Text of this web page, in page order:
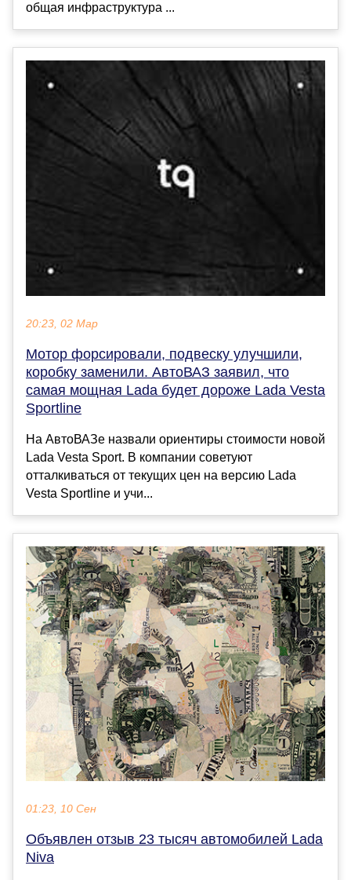
общая инфраструктура ...
20:23, 02 Мар
Мотор форсировали, подвеску улучшили,
коробку заменили. АвтоВАЗ заявил, что
самая мощная Lada будет дороже Lada Vesta
Sportline
На АвтоВАЗе назвали ориентиры стоимости новой
Lada Vesta Sport. В компании советуют
отталкиваться от текущих цен на версию Lada
Vesta Sportline и учи...
01:23, 10 Сен
Объявлен отзыв 23 тысяч автомобилей Lada
Niva